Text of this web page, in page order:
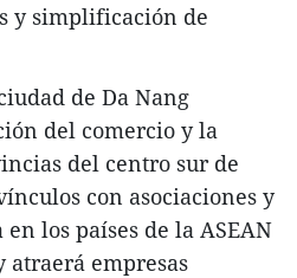
y simplificación de
de Da Nang
del comercio y la
del centro sur de
con asociaciones y
los países de la ASEAN
atraerá empresas